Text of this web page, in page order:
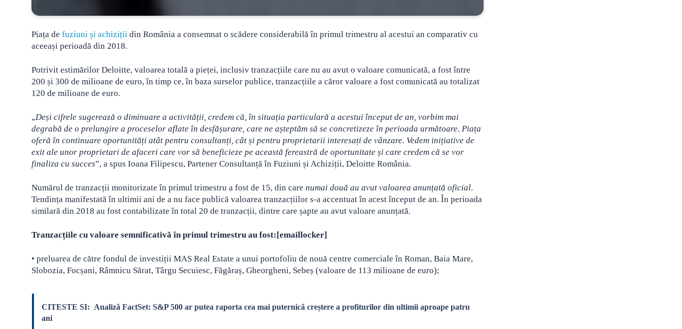
Piața de fuziuni și achiziții din România a consemnat o scădere considerabilă în primul trimestru al acestui an comparativ cu
aceeași perioadă din 2018.
Potrivit estimărilor Deloitte, valoarea totală a pieței, inclusiv tranzacțiile care nu au avut o valoare comunicată, a fost între
200 și 300 de milioane de euro, în timp ce, în baza surselor publice, tranzacțiile a căror valoare a fost comunicată au totalizat
120 de milioane de euro.
„Deși cifrele sugerează o diminuare a activității, credem că, în situația particulară a acestui început de an, vorbim mai
degrabă de o prelungire a proceselor aflate în desfășurare, care ne așteptăm să se concretizeze în perioada următoare. Piața
oferă în continuare oportunități atât pentru consultanți, cât și pentru proprietarii interesați de vânzare. Vedem inițiative de
exit ale unor proprietari de afaceri care vor să beneficieze pe această fereastră de oportunitate și care credem că se vor
finaliza cu succes”, a spus Ioana Filipescu, Partener Consultanță în Fuziuni și Achiziții, Deloitte România.
Numărul de tranzacții monitorizate în primul trimestru a fost de 15, din care numai două au avut valoarea anunțată oficial.
Tendința manifestată în ultimii ani de a nu face publică valoarea tranzacțiilor s-a accentuat în acest început de an. În perioada
similară din 2018 au fost contabilizate în total 20 de tranzacții, dintre care șapte au avut valoare anunțată.
Tranzacțiile cu valoare semnificativă în primul trimestru au fost:[emaillocker]
• preluarea de către fondul de investiții MAS Real Estate a unui portofoliu de nouă centre comerciale în Roman, Baia Mare,
Slobozia, Focșani, Râmnicu Sărat, Târgu Secuiesc, Făgăraș, Gheorgheni, Sebeș (valoare de 113 milioane de euro);
CITESTE SI: Analiză FactSet: S&P 500 ar putea raporta cea mai puternică creștere a profiturilor din ultimii aproape patru
ani